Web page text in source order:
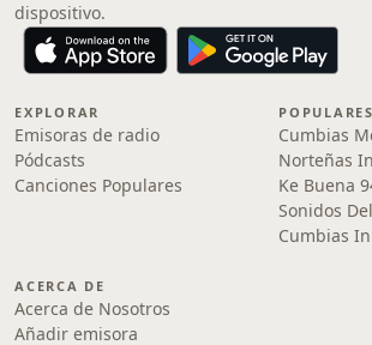
dispositivo.
EXPLORAR
Emisoras de radio
Pódcasts
Canciones Populares
POPULARES
Cumbias
Norteñas
Ke Buena
Sonidos
Cumbias
ACERCA DE
Acerca de Nosotros
Añadir emisora